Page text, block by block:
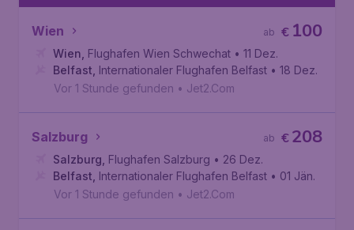
Wien € 100
ab
Wien Flughafen Wien Schwechat • 11 Dez.
Belfast Internationaler Flughafen Belfast • 18 Dez.
Vor 1 Stunde gefunden • Jet2.Com
Salzburg €208
ab
Salzburg Flughafen Salzburg • 26 Dez.
Belfast Internationaler Flughafen Belfast • 01 Jän.
Vor 1 Stunde gefunden • Jet2.Com